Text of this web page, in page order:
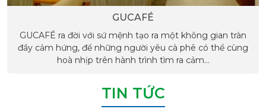
GUCAFÉ
GUCAFÉ ra đời với sứ mệnh tạo ra một không gian tràn
đầy cảm hứng, để những người yêu cà phê có thể cùng
hoà nhịp trên hành trình tìm ra cảm...
TIN TỨC